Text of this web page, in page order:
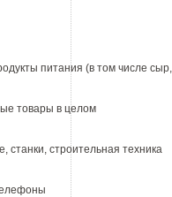
питания (в том числе
товары в целом
станки, строительная техника